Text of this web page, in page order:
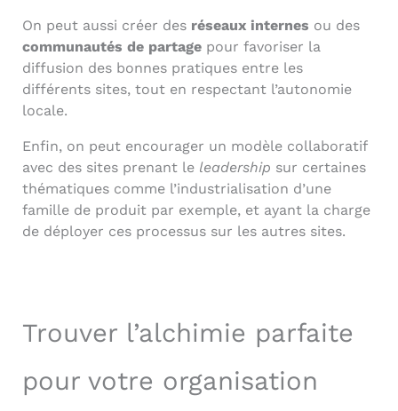
On peut aussi créer des réseaux internes ou des
communautés de partage pour favoriser la
diffusion des bonnes pratiques entre les
différents sites, tout en respectant l’autonomie
locale.
Enfin, on peut encourager un modèle collaboratif
avec des sites prenant le leadership sur certaines
thématiques comme l’industrialisation d’une
famille de produit par exemple, et ayant la charge
de déployer ces processus sur les autres sites.
Trouver l’alchimie parfaite
pour votre organisation